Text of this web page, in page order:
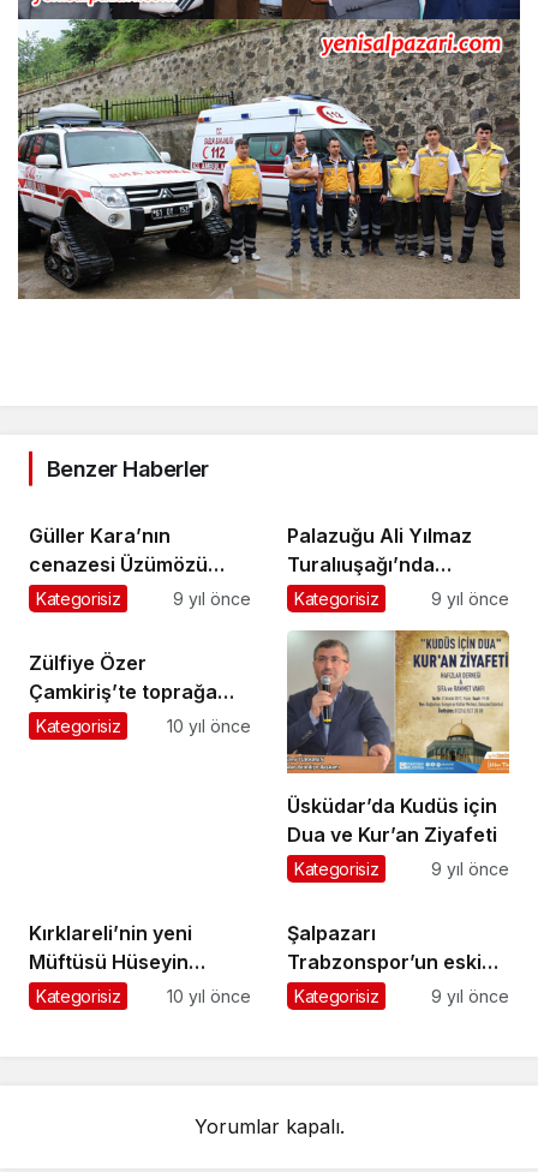
Benzer Haberler
Güller Kara’nın
cenazesi Üzümözü
Mahallesi’nde toprağa
Kategorisiz 9 yıl önce
Palazuğu Ali Yılmaz
Turalıuşağı’nda
toprağa verildi
Kategorisiz 9 yıl önce
Zülfiye Özer
Çamkiriş’te toprağa
verildi
Kategorisiz 10 yıl önce
Üsküdar’da Kudüs için
Dua ve Kur’an Ziyafeti
Kategorisiz 9 yıl önce
Kırklareli’nin yeni
Müftüsü Hüseyin
Demirtaş Gazetemizi
Kategorisiz 10 yıl önce
Şalpazarı
Trabzonspor’un eski
gol kralını ağırladı
Kategorisiz 9 yıl önce
Yorumlar kapalı.